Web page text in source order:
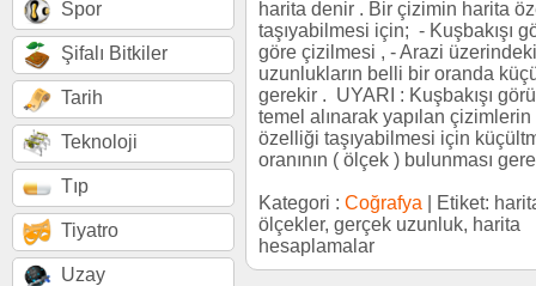
Spor
Şifalı Bitkiler
Tarih
Teknoloji
Tıp
Tiyatro
Uzay
harita denir . Bir çizimin harita
taşıyabilmesi için; - Kuşbakışı
göre çizilmesi , - Arazi üzerindeki
uzunlukların belli bir oranda
gerekir . UYARI : Kuşbakışı
temel alınarak yapılan
özelliği taşıyabilmesi için
oranının ( ölçek ) bulunması
Kategori : Coğrafya | Etiket:
ölçekler, gerçek uzunluk, harita
hesaplamalar